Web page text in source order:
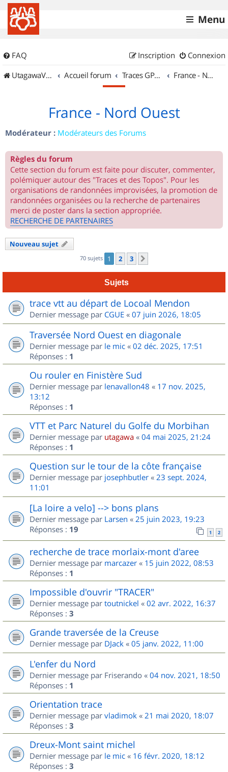
Menu
FAQ Connexion
Inscription
UtagawaVTT (Randos VTT et VTTAE avec traces GPS)
Accueil forum Traces GPS de randos VTT France - Nord Ouest
France - Nord Ouest
Modérateur : Modérateurs des Forums
Règles du forum
Cette section du forum est faite pour discuter, commenter,
polémiquer autour des "Traces et des Topos". Pour les
organisations de randonnées improvisées, la promotion de
randonnées organisées ou la recherche de partenaires
merci de poster dans la section appropriée.
RECHERCHE DE PARTENAIRES
Nouveau sujet
70 sujets 1 2 3
Sujets
trace vtt au départ de Locoal Mendon
Dernier message par CGUE « 07 juin 2026, 18:05
Traversée Nord Ouest en diagonale
Dernier message par le mic « 02 déc. 2025, 17:51
Réponses : 1
Ou rouler en Finistère Sud
Dernier message par lenavallon48 « 17 nov. 2025,
13:12
Réponses : 1
VTT et Parc Naturel du Golfe du Morbihan
Dernier message par utagawa « 04 mai 2025, 21:24
Réponses : 1
Question sur le tour de la côte française
Dernier message par josephbutler « 23 sept. 2024,
11:01
[La loire a velo] --> bons plans
Dernier message par Larsen « 25 juin 2023, 19:23
Réponses : 19 1 2
recherche de trace morlaix-mont d'aree
Dernier message par marcazer « 15 juin 2022, 08:53
Réponses : 1
Impossible d'ouvrir "TRACER"
Dernier message par toutnickel « 02 avr. 2022, 16:37
Réponses : 3
Grande traversée de la Creuse
Dernier message par DJack « 05 janv. 2022, 11:00
L'enfer du Nord
Dernier message par Friserando « 04 nov. 2021, 18:50
Réponses : 1
Orientation trace
Dernier message par vladimok « 21 mai 2020, 18:07
Réponses : 3
Dreux-Mont saint michel
Dernier message par le mic « 16 févr. 2020, 18:12
Réponses : 3